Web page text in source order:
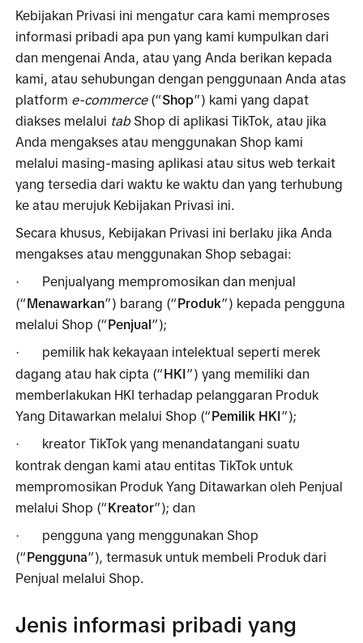
Kebijakan Privasi ini mengatur cara kami memproses
informasi pribadi apa pun yang kami kumpulkan dari
dan mengenai Anda, atau yang Anda berikan kepada
kami, atau sehubungan dengan penggunaan Anda atas
platform e-commerce (“Shop”) kami yang dapat
diakses melalui tab Shop di aplikasi TikTok, atau jika
Anda mengakses atau menggunakan Shop kami
melalui masing-masing aplikasi atau situs web terkait
yang tersedia dari waktu ke waktu dan yang terhubung
ke atau merujuk Kebijakan Privasi ini.
Secara khusus, Kebijakan Privasi ini berlaku jika Anda
mengakses atau menggunakan Shop sebagai:
·
Penjualyang mempromosikan dan menjual
(“Menawarkan”) barang (“Produk”) kepada pengguna
melalui Shop (“Penjual”);
·
pemilik hak kekayaan intelektual seperti merek
dagang atau hak cipta (“HKI”) yang memiliki dan
memberlakukan HKI terhadap pelanggaran Produk
Yang Ditawarkan melalui Shop (“Pemilik HKI”);
·
kreator TikTok yang menandatangani suatu
kontrak dengan kami atau entitas TikTok untuk
mempromosikan Produk Yang Ditawarkan oleh Penjual
melalui Shop (“Kreator”); dan
·
pengguna yang menggunakan Shop
(“Pengguna”), termasuk untuk membeli Produk dari
Penjual melalui Shop.
Jenis informasi pribadi yang